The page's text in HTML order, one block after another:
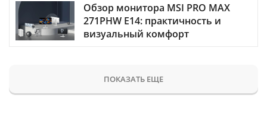
Обзор монитора MSI PRO MAX
271PHW E14: практичность и
визуальный комфорт
ПОКАЗАТЬ ЕЩЕ